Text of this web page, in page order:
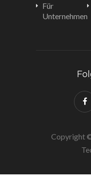
Für
Unternehmen
Copyright